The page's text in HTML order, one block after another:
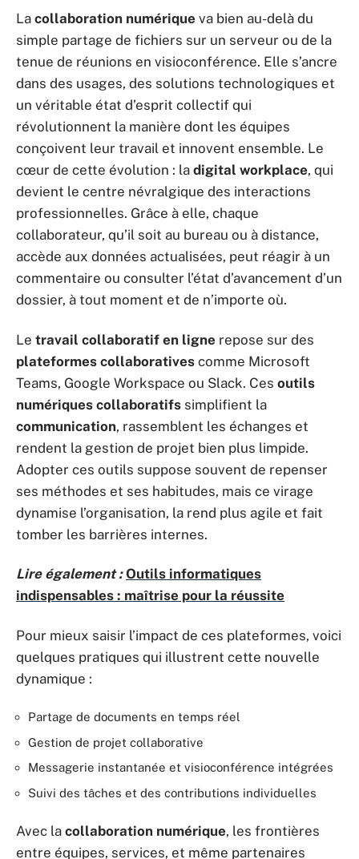
La collaboration numérique va bien au-delà du
simple partage de fichiers sur un serveur ou de la
tenue de réunions en visioconférence. Elle s’ancre
dans des usages, des solutions technologiques et
un véritable état d’esprit collectif qui
révolutionnent la manière dont les équipes
conçoivent leur travail et innovent ensemble. Le
cœur de cette évolution : la digital workplace, qui
devient le centre névralgique des interactions
professionnelles. Grâce à elle, chaque
collaborateur, qu’il soit au bureau ou à distance,
accède aux données actualisées, peut réagir à un
commentaire ou consulter l’état d’avancement d’un
dossier, à tout moment et de n’importe où.
Le travail collaboratif en ligne repose sur des
plateformes collaboratives comme Microsoft
Teams, Google Workspace ou Slack. Ces outils
numériques collaboratifs simplifient la
communication, rassemblent les échanges et
rendent la gestion de projet bien plus limpide.
Adopter ces outils suppose souvent de repenser
ses méthodes et ses habitudes, mais ce virage
dynamise l’organisation, la rend plus agile et fait
tomber les barrières internes.
Lire également : Outils informatiques
indispensables : maîtrise pour la réussite
Pour mieux saisir l’impact de ces plateformes, voici
quelques pratiques qui illustrent cette nouvelle
dynamique :
Partage de documents en temps réel
Gestion de projet collaborative
Messagerie instantanée et visioconférence intégrées
Suivi des tâches et des contributions individuelles
Avec la collaboration numérique, les frontières
entre équipes, services, et même partenaires